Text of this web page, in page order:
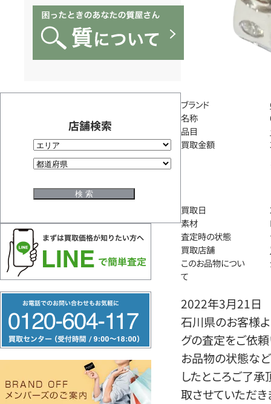
店舗検索
リ
ー
ヤ
ブランド
名称
品目
買取金額
買取日
素材
査定時の状態
買取店舗
このお品物につい
て
2022年3月21日
石川県のお客様
グの査定をご依頼
お品物の状態など
したところご了
取させていただき